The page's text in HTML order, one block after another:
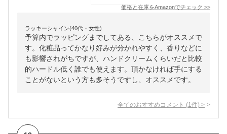
価格と在庫をAmazonでチェック >>
ラッキーシャイン(40代・女性)
予算内でラッピングまでしてある、こちらがオススメで
す。化粧品ってかなり好みが分かれやすく、香りなどに
も影響されがちですが、ハンドクリームくらいだと比較
的ハードル低く誰でも使えます。頂かなければ手にする
ことがないという方も多そうですし、オススメです。
全てのおすすめコメント (1 件) >